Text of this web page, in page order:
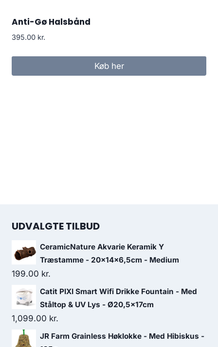
Anti-Gø Halsbånd
395.00 kr.
Køb her
UDVALGTE TILBUD
CeramicNature Akvarie Keramik Y
Træstamme - 20x14x6,5cm - Medium
199.00 kr.
Catit PIXI Smart Wifi Drikke Fountain - Med
Ståltop & UV Lys - Ø20,5x17cm
1,099.00 kr.
JR Farm Grainless Høklokke - Med Hibiskus -